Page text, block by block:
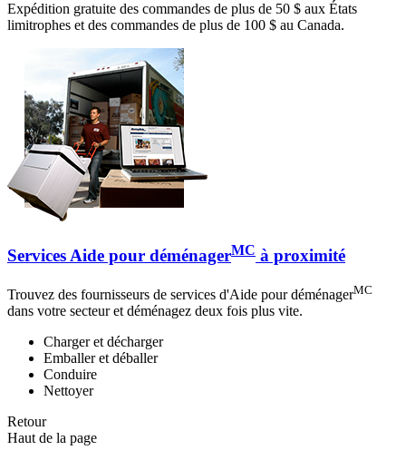
Expédition gratuite des commandes de plus de 50 $ aux États
limitrophes et des commandes de plus de 100 $ au Canada.
Services Aide pour déménagerMC à proximité
Trouvez des fournisseurs de services d'Aide pour déménagerMC
dans votre secteur et déménagez deux fois plus vite.
Charger et décharger
Emballer et déballer
Conduire
Nettoyer
Retour
Haut de la page